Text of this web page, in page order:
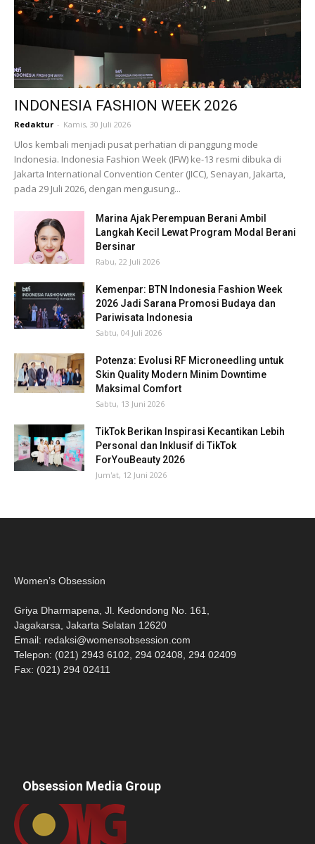
INDONESIA FASHION WEEK 2026
Redaktur - Kamis, 30 Juli 2026
Ulos kembali menjadi pusat perhatian di panggung mode
Indonesia. Indonesia Fashion Week (IFW) ke-13 resmi dibuka di
Jakarta International Convention Center (JICC), Senayan, Jakarta,
pada 29 Juli 2026, dengan mengusung...
Marina Ajak Perempuan Berani Ambil
Langkah Kecil Lewat Program Modal Berani
Bersinar
Rabu, 22 Juli 2026
Kemenpar: BTN Indonesia Fashion Week
2026 Jadi Sarana Promosi Budaya dan
Pariwisata Indonesia
Sabtu, 04 Juli 2026
Potenza: Evolusi RF Microneedling untuk
Skin Quality Modern Minim Downtime
Maksimal Comfort
Sabtu, 13 Juni 2026
TikTok Berikan Inspirasi Kecantikan Lebih
Personal dan Inklusif di TikTok
ForYouBeauty 2026
Jum'at, 12 Juni 2026
Women’s Obsession
Griya Dharmapena, Jl. Kedondong No. 161,
Jagakarsa, Jakarta Selatan 12620
Email: redaksi@womensobsession.com
Telepon: (021) 2943 6102, 294 02408, 294 02409
Fax: (021) 294 02411
Obsession Media Group